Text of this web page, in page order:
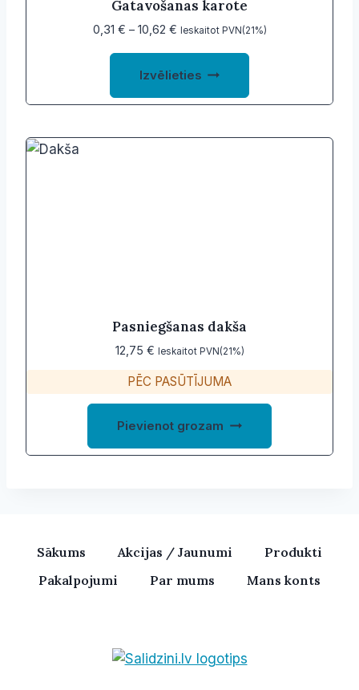
Gatavošanas karote
0,31 € – 10,62 €Price
10,62 €
Ieskaitot PVN(21%)
Izvēlieties
This
has
Pasniegšanas dakša
12,75 € Ieskaitot PVN(21%)
PĒC PASŪTĪJUMA
Pievienot grozam
Sākums Akcijas / Jaunumi
Produkti
Pakalpojumi
Par mums Mans konts